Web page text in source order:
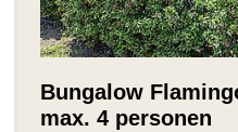
Bungalow
max. 4 personen